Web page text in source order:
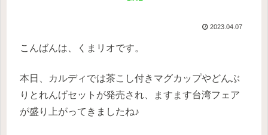
2023.04.07
こんばんは、くまリオです。
本日、カルディでは茶こし付きマグカップやどんぶ
りとれんげセットが発売され、ますます台湾フェア
が盛り上がってきましたね♪